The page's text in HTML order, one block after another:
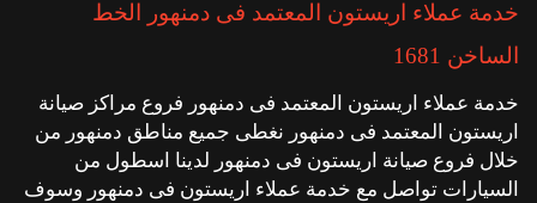
خدمة عملاء اريستون المعتمد فى دمنهور الخط
الساخن 1681
خدمة عملاء اريستون المعتمد فى دمنهور فروع مراكز صيانة
اريستون المعتمد فى دمنهور نغطى جميع مناطق دمنهور من
خلال فروع صيانة اريستون فى دمنهور لدينا اسطول من
السيارات تواصل مع خدمة عملاء اريستون فى دمنهور وسوف